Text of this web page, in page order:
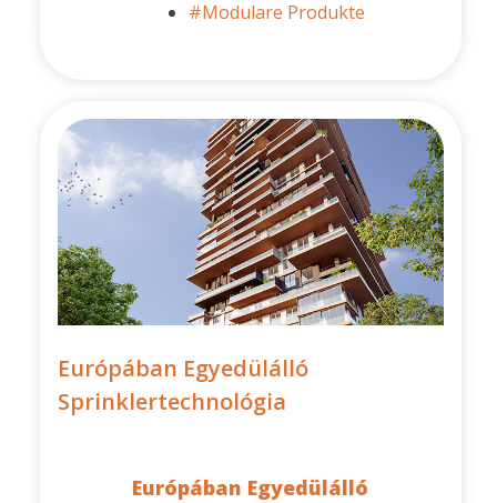
#Modulare Produkte
Európában Egyedülálló
Sprinklertechnológia
Európában Egyedülálló